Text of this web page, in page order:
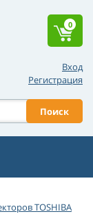
Вход
Регистрация
Поиск
0
TOSHIBA